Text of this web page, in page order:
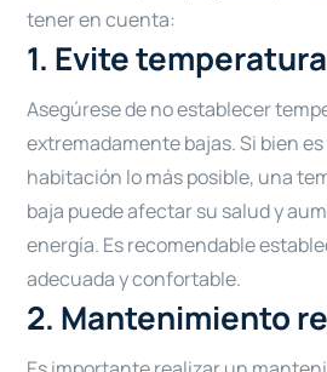
tener en cuenta:
1. Evite
Asegúrese de no establecer
extremadamente bajas. Si bien
habitación lo más posible, una
baja puede afectar su salud y
energía. Es recomendable
adecuada y confortable.
2. Mantenimiento